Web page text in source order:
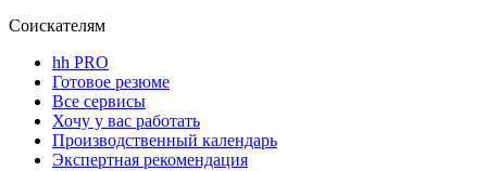
Соискателям
hh PRO
Готовое резюме
Все сервисы
Хочу у вас работать
Производственный календарь
Экспертная рекомендация